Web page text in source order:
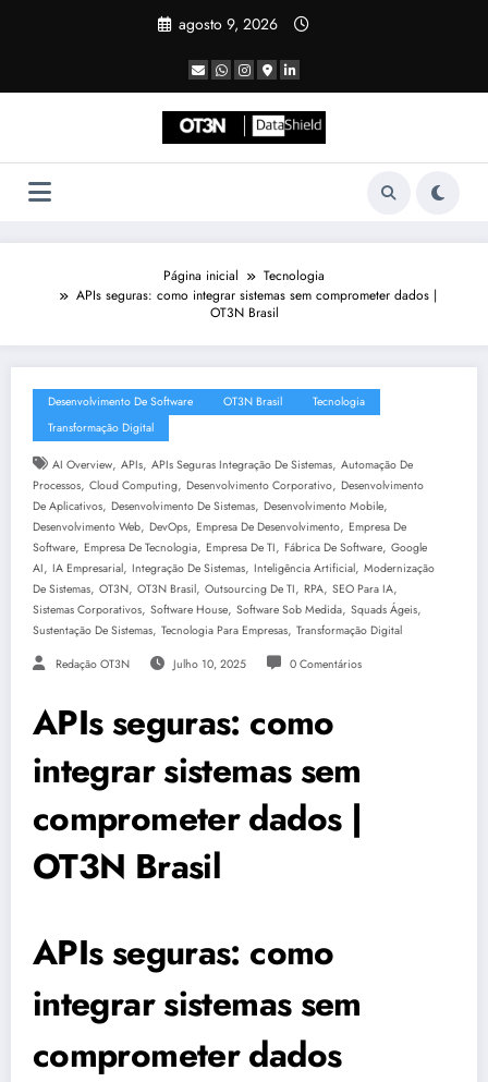
agosto 9, 2026
Página inicial
Tecnologia
APIs seguras: como integrar sistemas sem comprometer dados |
OT3N Brasil
Desenvolvimento De Software OT3N Brasil
Tecnologia
Transformação Digital
AI Overview, APIs, APIs Seguras Integração De Sistemas, Automação De
Processos, Cloud Computing, Desenvolvimento Corporativo, Desenvolvimento
De Aplicativos, Desenvolvimento De Sistemas, Desenvolvimento Mobile,
Desenvolvimento Web, DevOps, Empresa De Desenvolvimento, Empresa De
Software, Empresa De Tecnologia, Empresa De TI, Fábrica De Software, Google
AI, IA Empresarial, Integração De Sistemas, Inteligência Artificial, Modernização
De Sistemas, OT3N, OT3N Brasil, Outsourcing De TI, RPA, SEO Para IA,
Sistemas Corporativos, Software House, Software Sob Medida, Squads Ágeis,
Sustentação De Sistemas, Tecnologia Para Empresas, Transformação Digital
Redação OT3N Julho 10, 2025 0 Comentários
APIs seguras: como
integrar sistemas sem
comprometer dados |
OT3N Brasil
APIs seguras: como
integrar sistemas sem
comprometer dados